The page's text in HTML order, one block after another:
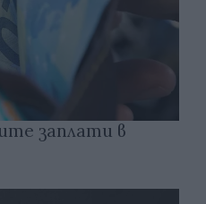
заплати в